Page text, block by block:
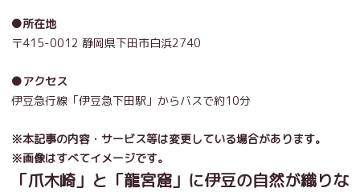
●所在地
〒415-0012 静岡県下田市白浜2740
●アクセス
伊豆急行線「伊豆急下田駅」からバスで約10分
※本記事の内容・サービス等は変更している場合があります。
※画像はすべてイメージです。
「爪木崎」と「龍宮窟」に伊豆の自然が織りな